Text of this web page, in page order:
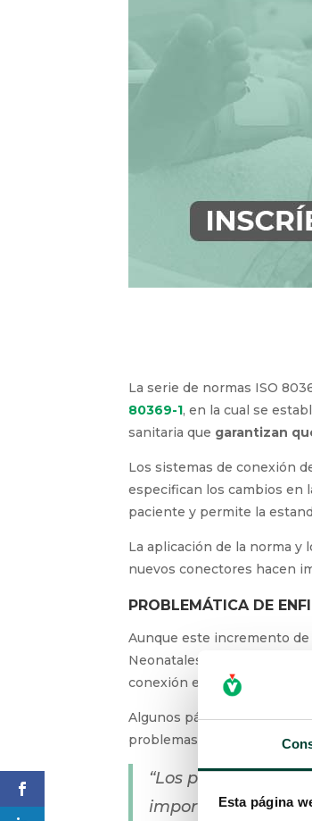
Esta página
La serie de normas ISO
80369-1, en la cual se
sanitaria que garantizan
Los sistemas de conexión
especifican los cambios en
paciente y permite la
La aplicación de la norma
nuevos conectores hacen
PROBLEMÁTICA DE
Aunque este incremento
Neonatales,
conexión entre diferentes
Algunos párrafos de la
problemas de la aplicación
“Los prematuros y
importante en la